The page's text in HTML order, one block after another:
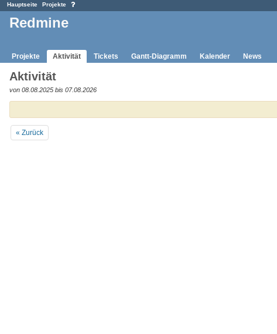
Hauptseite Projekte
Redmine
Projekte Aktivität Tickets Gantt-Diagramm Kalender News
Aktivität
von 08.08.2025 bis 07.08.2026
« Zurück